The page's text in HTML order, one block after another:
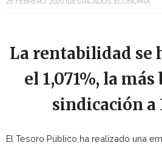
La rentabilidad se
el 1,071%, la
sindicación a
El Tesoro Público ha realizado una